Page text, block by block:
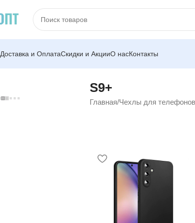
Доставка и ОплатаСкидки и АкцииО насКонтакты
S9+
Главная/Чехлы для телефонов